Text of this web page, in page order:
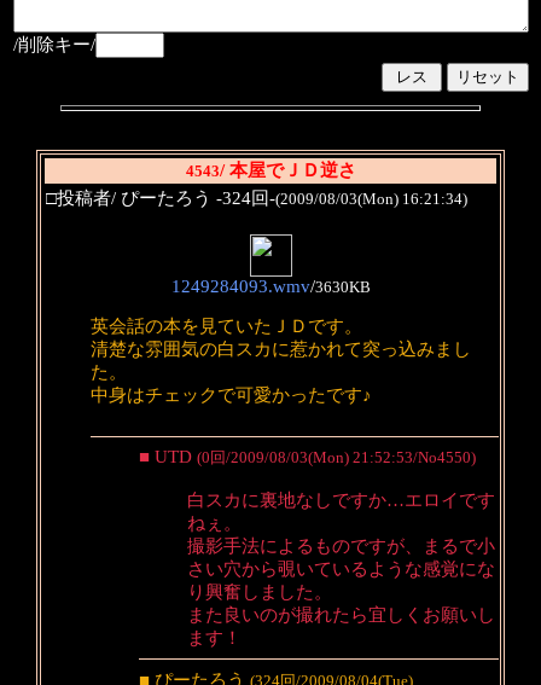
/削除キー/
4543/ 本屋でＪＤ逆さ
□投稿者/ ぴーたろう -324回-(2009/08/03(Mon) 16:21:34)
1249284093.wmv/3630KB
英会話の本を見ていたＪＤです。
清楚な雰囲気の白スカに惹かれて突っ込みまし
た。
中身はチェックで可愛かったです♪
■ UTD (0回/2009/08/03(Mon) 21:52:53/No4550)
白スカに裏地なしですか…エロイです
ねぇ。
撮影手法によるものですが、まるで小
さい穴から覗いているような感覚にな
り興奮しました。
また良いのが撮れたら宜しくお願いし
ます！
■ ぴーたろう (324回/2009/08/04(Tue)